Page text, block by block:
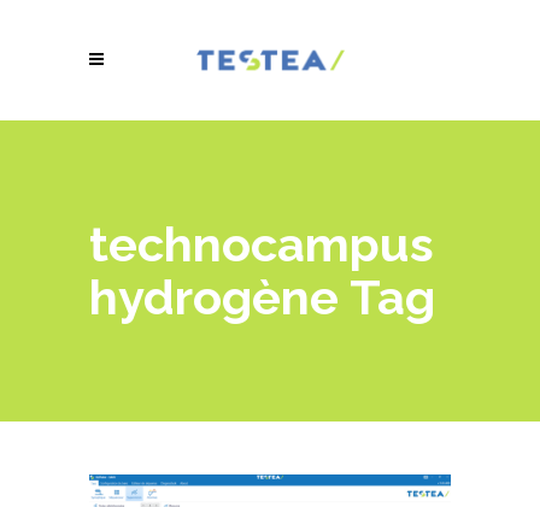
technocampus
hydrogène Tag